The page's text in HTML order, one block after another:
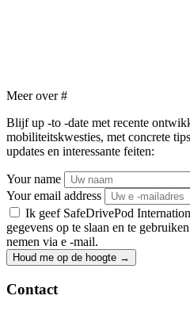
Meer over#
Blijf up -to -date met recente
mobiliteitskwesties, met concrete
updates en interessante feiten:
Your name
Your email address
Ik geef SafeDrivePod
gegevens op te slaan en te
nemen via e -mail.
Houd me op de hoogte →
Contact